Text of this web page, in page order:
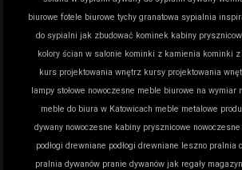
biurowe fotele biurowe tychy granatowa sypialnia
do sypialni jak zbudować kominek kabiny
kolory ścian w salonie kominki z kamienia kominki
kurs projektowania wnętrz kursy projektowania
lampy stołowe nowoczesne meble biurowe na wymiar
meble do biura w Katowicach meble metalowe
dywany nowoczesne kabiny prysznicowe nowoczesne
podłogi drewniane podłogi drewniane leszno pralnia
pralnia dywanów pranie dywanów jak regały